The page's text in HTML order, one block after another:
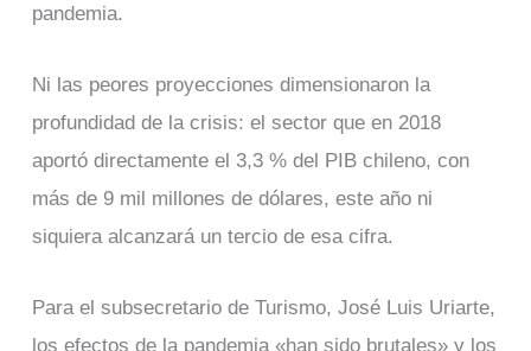
pandemia.
Ni las peores proyecciones dimensionaron la
profundidad de la crisis: el sector que en 2018
aportó directamente el 3,3 % del PIB chileno, con
más de 9 mil millones de dólares, este año ni
siquiera alcanzará un tercio de esa cifra.
Para el subsecretario de Turismo, José Luis Uriarte,
los efectos de la pandemia «han sido brutales» y los